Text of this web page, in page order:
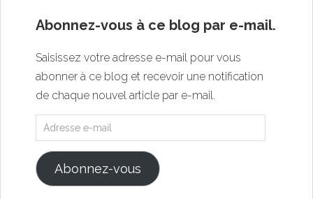
Abonnez-vous à ce blog par e-mail.
Saisissez votre adresse e-mail pour vous
abonner à ce blog et recevoir une notification
de chaque nouvel article par e-mail.
Abonnez-vous